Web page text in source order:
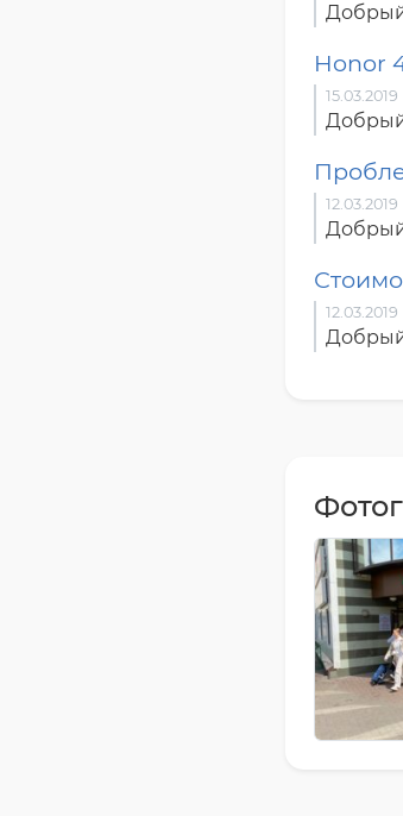
Honor
15.03.2019
12.03.2019
Добрый
12.03.2019